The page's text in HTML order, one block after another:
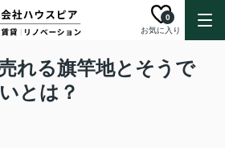
お気に入り
0
れる旗竿地とそうで
とは？